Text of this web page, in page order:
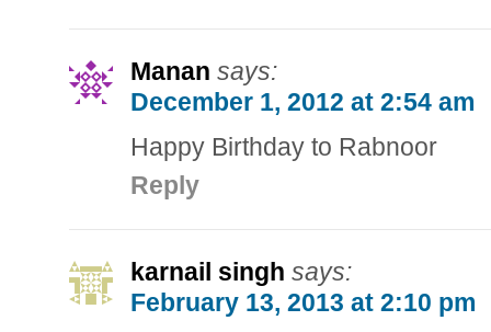
Manan says:
December 1, 2012 at 2:54 am
Happy Birthday to Rabnoor
Reply
karnail singh says:
February 13, 2013 at 2:10 pm